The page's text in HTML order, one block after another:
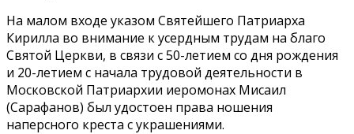
На малом входе указом Святейшего Патриарха
Кирилла во внимание к усердным трудам на благо
Святой Церкви, в связи с 50-летием со дня рождения
и 20-летием с начала трудовой деятельности в
Московской Патриархии иеромонах Мисаил
(Сарафанов) был удостоен права ношения
наперсного креста с украшениями.